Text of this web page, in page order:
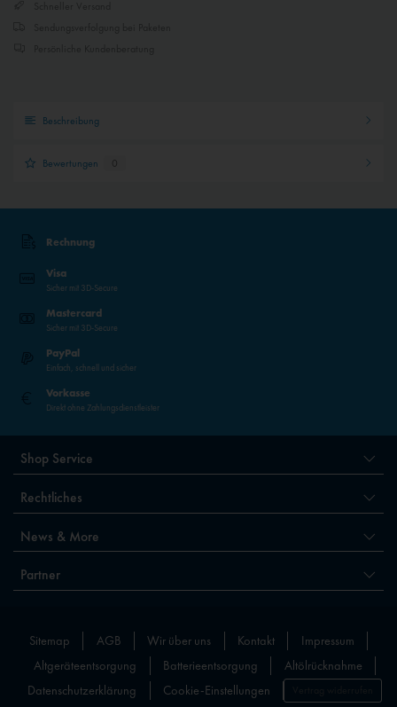
Beschreibung
Bewertungen 0
Rechnung
Visa
Sicher mit 3D-Secure
Mastercard
Sicher mit 3D-Secure
PayPal
Einfach, schnell und sicher
Vorkasse
Direkt ohne Zahlungsdienstleister
Shop Service
Rechtliches
News & More
Partner
Sitemap AGB Wir über uns Kontakt
Impressum
Altgeräteentsorgung
Batterieentsorgung
Altölrücknahme
Datenschutzerklärung
Cookie-Einstellungen